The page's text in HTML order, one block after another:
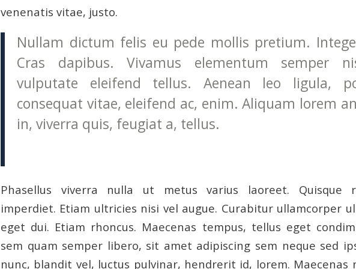
venenatis vitae, justo.
Nullam dictum felis eu pede mollis pretium.
Cras dapibus. Vivamus elementum semper
vulputate eleifend tellus. Aenean leo ligula,
consequat vitae, eleifend ac, enim. Aliquam lorem
in, viverra quis, feugiat a, tellus.
Phasellus viverra nulla ut metus varius laoreet. Quisque
imperdiet. Etiam ultricies nisi vel augue. Curabitur ullamcorper
eget dui. Etiam rhoncus. Maecenas tempus, tellus eget
sem quam semper libero, sit amet adipiscing sem neque sed
nunc, blandit vel, luctus pulvinar, hendrerit id, lorem. Maecenas